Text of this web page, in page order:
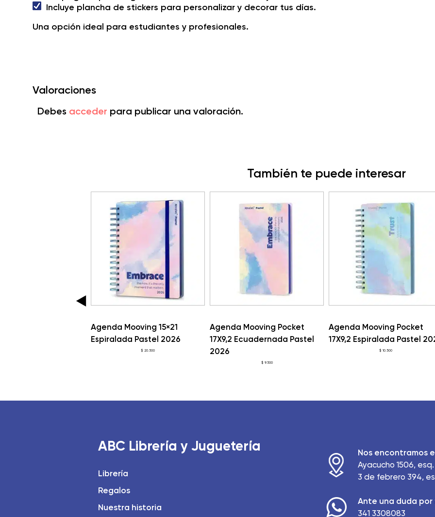
Incluye plancha de stickers para personalizar y decorar tus días.
Una opción ideal para estudiantes y profesionales.
Valoraciones
Debes acceder para publicar una valoración.
También te puede interesar
Agenda Mooving 15×21
Espiralada Pastel 2026
$ 20.500
Agenda Mooving Pocket
17X9,2 Ecuadernada Pastel
2026
$ 9.500
Agenda Mooving Pocket
17X9,2 Espiralada Pastel
$ 10.500
ABC Librería y Juguetería
Librería
Regalos
Nuestra historia
Nos encontramos
Ayacucho 1506,
3 de febrero 394,
Ante una duda
341 3308083